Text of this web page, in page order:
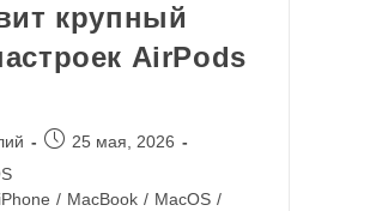
крупный
AirPods
25 мая, 2026
iPhone / MacBook / MacOS /